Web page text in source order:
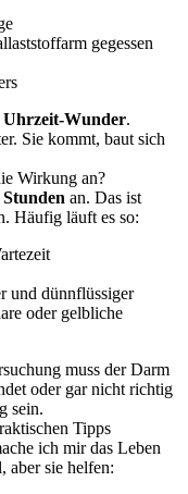
gegessen
Uhrzeit-Wunder.
Sie kommt, baut sich
Wirkung an?
an. Das ist
Häufig läuft es so:
und dünnflüssiger
oder gelbliche
muss der Darm
oder gar nicht richtig
sein.
Tipps
ich mir das Leben
aber sie helfen: